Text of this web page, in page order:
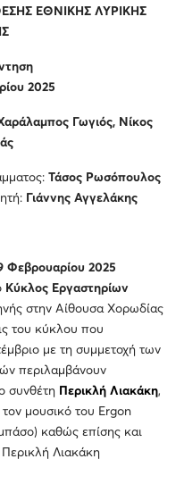
ΕΘΝΙΚΗΣ ΛΥΡΙΚΗΣ
2025
Γωγιός, Νίκος
Τάσος Ρωσόπουλος
Γιάννης Αγγελάκης
Φεβρουαρίου 2025
Κύκλος Εργαστηρίων
στην Αίθουσα Χορωδίας
του κύκλου που
με τη συμμετοχή των
περιλαμβάνουν
συνθέτη Περικλή Λιακάκη,
τον μουσικό του Ergon
καθώς επίσης και
Λιακάκη